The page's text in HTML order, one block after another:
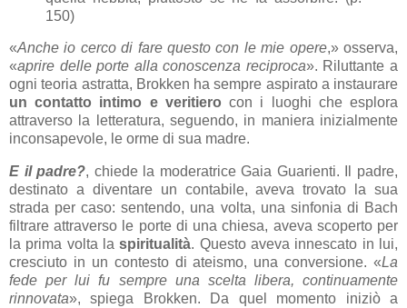
150)
«Anche io cerco di fare questo con le mie opere,» osserva,
«aprire delle porte alla conoscenza reciproca». Riluttante a
ogni teoria astratta, Brokken ha sempre aspirato a instaurare
un contatto intimo e veritiero con i luoghi che esplora
attraverso la letteratura, seguendo, in maniera inizialmente
inconsapevole, le orme di sua madre.
E il padre?, chiede la moderatrice Gaia Guarienti. Il padre,
destinato a diventare un contabile, aveva trovato la sua
strada per caso: sentendo, una volta, una sinfonia di Bach
filtrare attraverso le porte di una chiesa, aveva scoperto per
la prima volta laspiritualità. Questo aveva innescato in lui,
cresciuto in un contesto di ateismo, una conversione. «La
fede per lui fu sempre una scelta libera, continuamente
rinnovata», spiega Brokken. Da quel momento iniziò a